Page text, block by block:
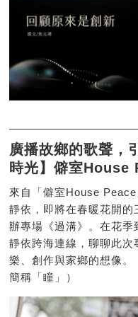
廣播故鄉的歌聲，
時光】僻室House
來自「僻室House
靜依，即將在春暖花開
辦專場《過溝》。在花
靜依跨海連線，聊聊此
樂、創作與家鄉的想像
簡稱「瞳」）